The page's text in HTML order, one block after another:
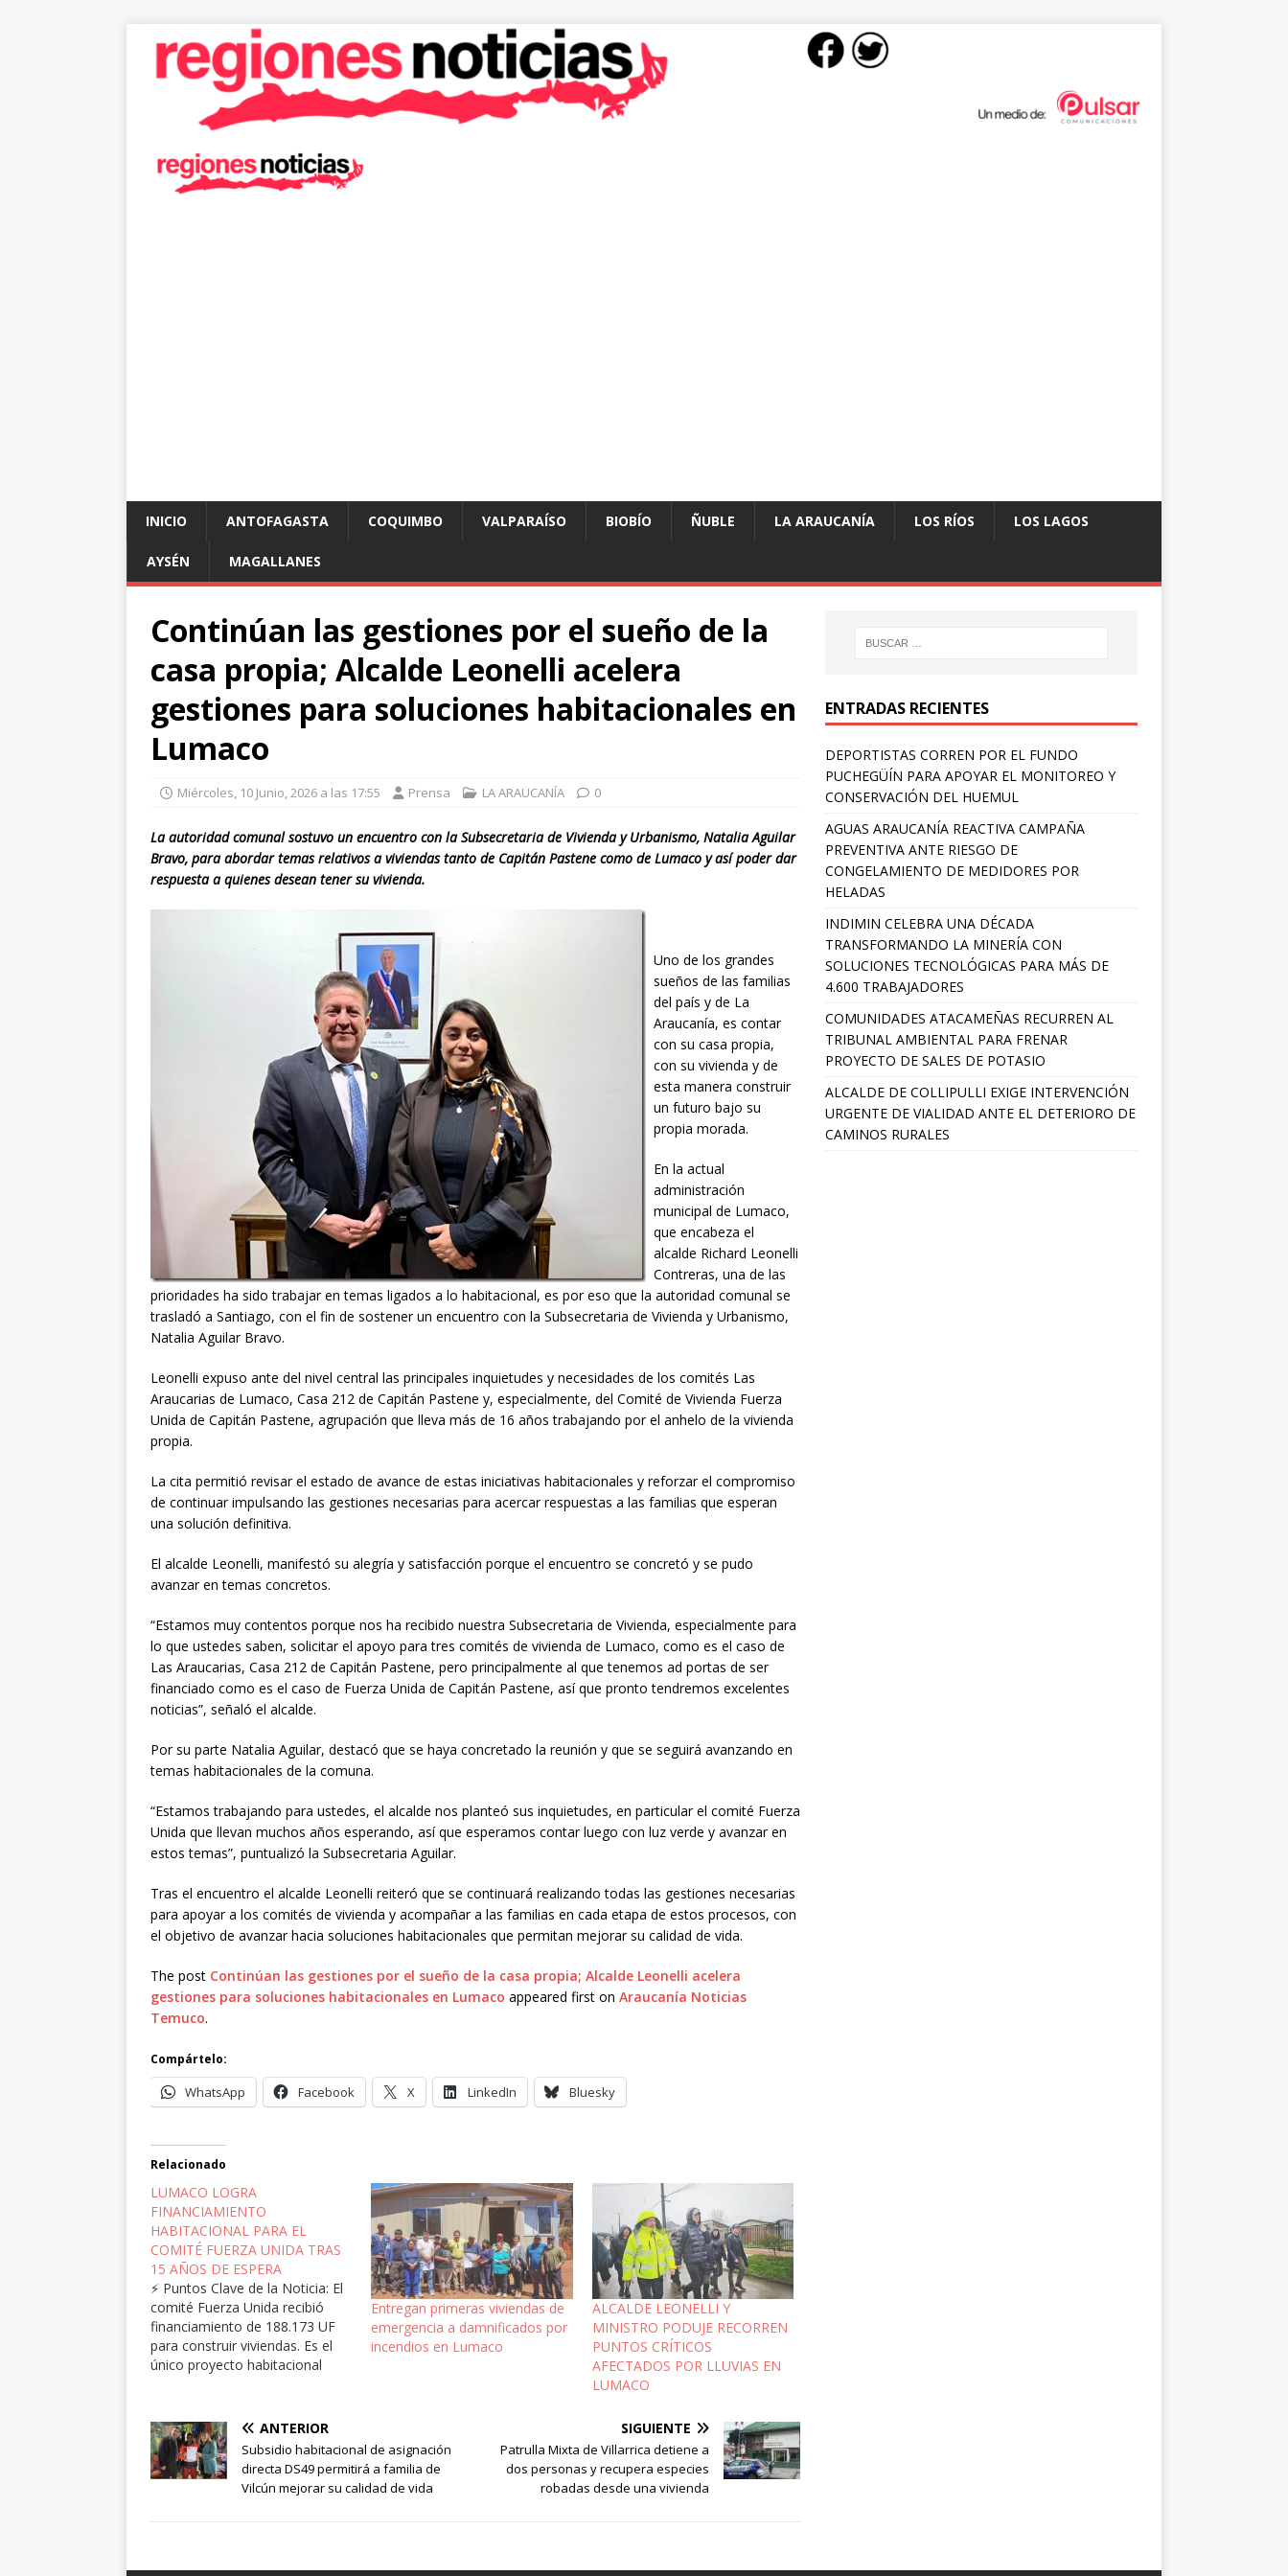
INICIO ANTOFAGASTA COQUIMBO VALPARAÍSO BIOBÍO ÑUBLE LA ARAUCANÍA LOS RÍOS LOS LAGOS
AYSÉN MAGALLANES
Continúan las gestiones por el sueño de la
casa propia; Alcalde Leonelli acelera
gestiones para soluciones habitacionales en
Lumaco
Miércoles, 10 Junio, 2026 a las 17:55 Prensa LA ARAUCANÍA 0
La autoridad comunal sostuvo un encuentro con la Subsecretaria de Vivienda y Urbanismo, Natalia Aguilar
Bravo, para abordar temas relativos a viviendas tanto de Capitán Pastene como de Lumaco y así poder dar
respuesta a quienes desean tener su vivienda.
Uno de los grandes
sueños de las familias
del país y de La
Araucanía, es contar
con su casa propia,
con su vivienda y de
esta manera construir
un futuro bajo su
propia morada.
En la actual
administración
municipal de Lumaco,
que encabeza el
alcalde Richard Leonelli
Contreras, una de las
prioridades ha sido trabajar en temas ligados a lo habitacional, es por eso que la autoridad comunal se
trasladó a Santiago, con el fin de sostener un encuentro con la Subsecretaria de Vivienda y Urbanismo,
Natalia Aguilar Bravo.
Leonelli expuso ante del nivel central las principales inquietudes y necesidades de los comités Las
Araucarias de Lumaco, Casa 212 de Capitán Pastene y, especialmente, del Comité de Vivienda Fuerza
Unida de Capitán Pastene, agrupación que lleva más de 16 años trabajando por el anhelo de la vivienda
propia.
La cita permitió revisar el estado de avance de estas iniciativas habitacionales y reforzar el compromiso
de continuar impulsando las gestiones necesarias para acercar respuestas a las familias que esperan
una solución definitiva.
El alcalde Leonelli, manifestó su alegría y satisfacción porque el encuentro se concretó y se pudo
avanzar en temas concretos.
“Estamos muy contentos porque nos ha recibido nuestra Subsecretaria de Vivienda, especialmente para
lo que ustedes saben, solicitar el apoyo para tres comités de vivienda de Lumaco, como es el caso de
Las Araucarias, Casa 212 de Capitán Pastene, pero principalmente al que tenemos ad portas de ser
financiado como es el caso de Fuerza Unida de Capitán Pastene, así que pronto tendremos excelentes
noticias”, señaló el alcalde.
Por su parte Natalia Aguilar, destacó que se haya concretado la reunión y que se seguirá avanzando en
temas habitacionales de la comuna.
“Estamos trabajando para ustedes, el alcalde nos planteó sus inquietudes, en particular el comité Fuerza
Unida que llevan muchos años esperando, así que esperamos contar luego con luz verde y avanzar en
estos temas”, puntualizó la Subsecretaria Aguilar.
Tras el encuentro el alcalde Leonelli reiteró que se continuará realizando todas las gestiones necesarias
para apoyar a los comités de vivienda y acompañar a las familias en cada etapa de estos procesos, con
el objetivo de avanzar hacia soluciones habitacionales que permitan mejorar su calidad de vida.
The post Continúan las gestiones por el sueño de la casa propia; Alcalde Leonelli acelera
gestiones para soluciones habitacionales en Lumaco appeared first on Araucanía Noticias
Temuco.
Compártelo:
WhatsApp Facebook X LinkedIn Bluesky
Relacionado
LUMACO LOGRA
FINANCIAMIENTO
HABITACIONAL PARA EL
COMITÉ FUERZA UNIDA TRAS
15 AÑOS DE ESPERA
⚡ Puntos Clave de la Noticia: El
comité Fuerza Unida recibió
financiamiento de 188.173 UF
para construir viviendas. Es el
único proyecto habitacional
hito rompe una sequía de 15
años sin financiamiento
habitacional estatal en la
comuna de Lumaco. Comité…
Entregan primeras viviendas de
emergencia a damnificados por
incendios en Lumaco
ALCALDE LEONELLI Y
MINISTRO PODUJE RECORREN
PUNTOS CRÍTICOS
AFECTADOS POR LLUVIAS EN
LUMACO
ANTERIOR
Subsidio habitacional de asignación
directa DS49 permitirá a familia de
Vilcún mejorar su calidad de vida
SIGUIENTE
Patrulla Mixta de Villarrica detiene a
dos personas y recupera especies
robadas desde una vivienda
ENTRADAS RECIENTES
DEPORTISTAS CORREN POR EL FUNDO
PUCHEGÜÍN PARA APOYAR EL MONITOREO Y
CONSERVACIÓN DEL HUEMUL
AGUAS ARAUCANÍA REACTIVA CAMPAÑA
PREVENTIVA ANTE RIESGO DE
CONGELAMIENTO DE MEDIDORES POR
HELADAS
INDIMIN CELEBRA UNA DÉCADA
TRANSFORMANDO LA MINERÍA CON
SOLUCIONES TECNOLÓGICAS PARA MÁS DE
4.600 TRABAJADORES
COMUNIDADES ATACAMEÑAS RECURREN AL
TRIBUNAL AMBIENTAL PARA FRENAR
PROYECTO DE SALES DE POTASIO
ALCALDE DE COLLIPULLI EXIGE INTERVENCIÓN
URGENTE DE VIALIDAD ANTE EL DETERIORO DE
CAMINOS RURALES